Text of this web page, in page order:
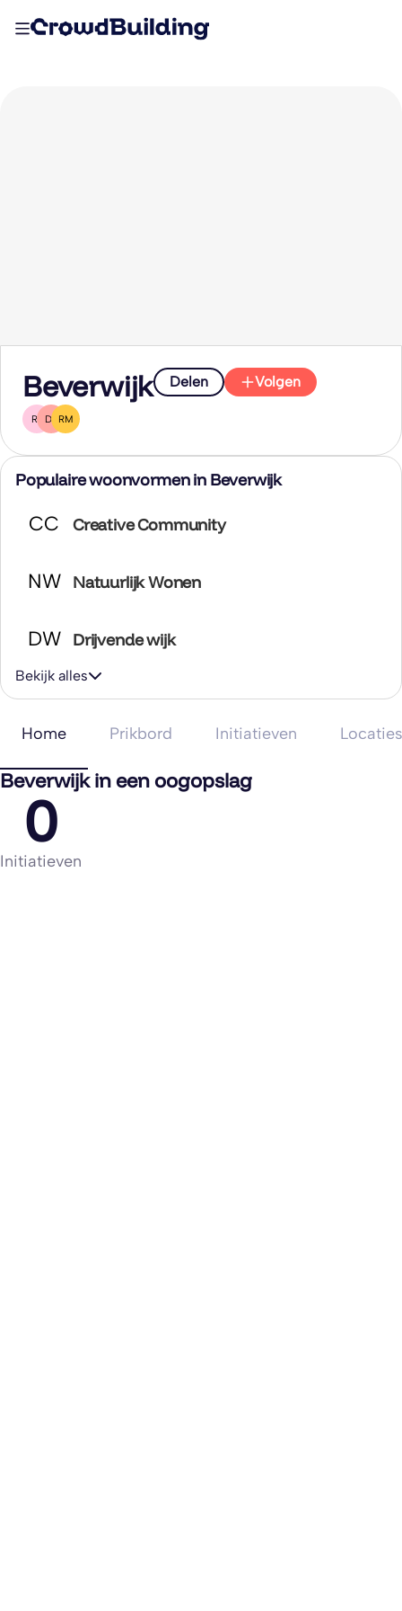
Beverwijk Delen Volgen
RS DZ RM
Populaire woonvormen in Beverwijk
CC Creative Community
NW Natuurlijk Wonen
DW Drijvende wijk
Bekijk alles
Home Prikbord Initiatieven Locaties
Beverwijk in een oogopslag
0
Initiatieven